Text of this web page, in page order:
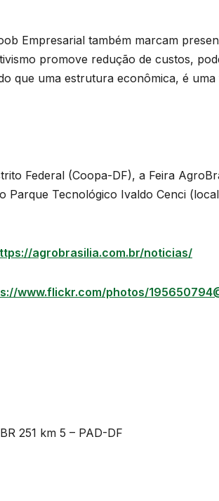
Empresarial também marcam
promove redução de custos,
que uma estrutura econômica, é uma
Federal (Coopa-DF), a Feira
Tecnológico Ivaldo Cenci
agrobrasilia.com.br/noticias/
www.flickr.com/photos/
251 km 5 – PAD-DF